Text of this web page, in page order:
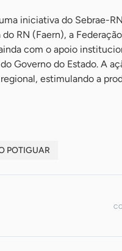
iniciativa do Sebrae-
RN (Faern), a
com o apoio
Governo do Estado. A
estimulando a
POTIGUAR